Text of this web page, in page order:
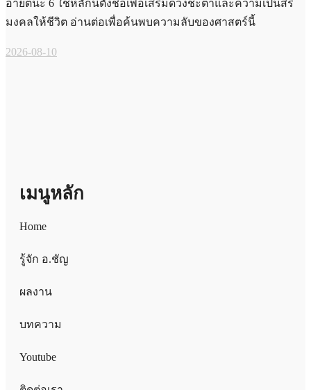
อายตนะ 6 ใช้หลักนี้ตั้งชื่อเพื่อเสริมดวงชะตาและความเป็นสิริ
มงคลให้ชีวิต อ่านต่อเพื่อค้นพบความลับของศาสตร์นี้
2026-08-10
เมนูหลัก
Home
รู้จัก อ.ชัญ
ผลงาน
บทความ
Youtube